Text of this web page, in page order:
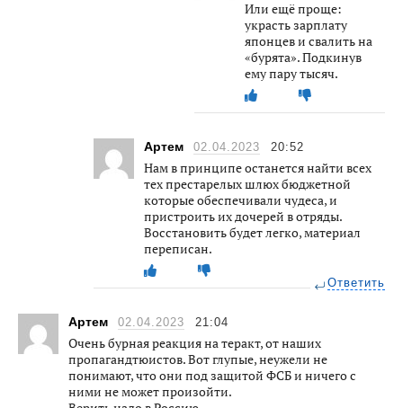
Или ещё проще:
украсть зарплату
японцев и свалить на
«бурята». Подкинув
ему пару тысяч.
Артем 02.04.2023 20:52
Нам в принципе останется найти всех
тех престарелых шлюх бюджетной
которые обеспечивали чудеса, и
пристроить их дочерей в отряды.
Восстановить будет легко, материал
переписан.
Ответить
Артем 02.04.2023 21:04
Очень бурная реакция на теракт, от наших
пропагандтюистов. Вот глупые, неужели не
понимают, что они под защитой ФСБ и ничего с
ними не может произойти.